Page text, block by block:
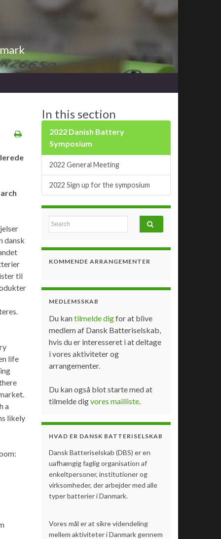
dansk
til
life
a
likely
In this section
2022 Danish Battery
Symposium
2022 General Meeting
2022 Sign up for the symposium
Search for:
KOMMENDE ARRANGEMENTER
MEDLEMSSKAB
Du kantilmelde digfor at blive
medlem af Dansk Batteriselskab,
hvis du er interesseret i at deltage
i vores aktiviteter og
arrangementer.
Du kan også blot starte med at
tilmelde digvores mailliste.
HVAD ER DANSK BATTERISELSKAB
Dansk Batteriselskab (DBS) er en
uafhængig faglig organisation af
enkeltpersoner, institutioner og
virksomheder, der arbejder med alle
typer batterier i Danmark.
Vores mål er at sikre videndeling
mellem aktiviteter i Danmark gennem